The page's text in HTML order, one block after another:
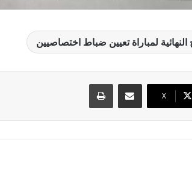
النهائية لمباراة تعيين ضباط اختصاصيين
X
مشاركة عبر البريد طباعة